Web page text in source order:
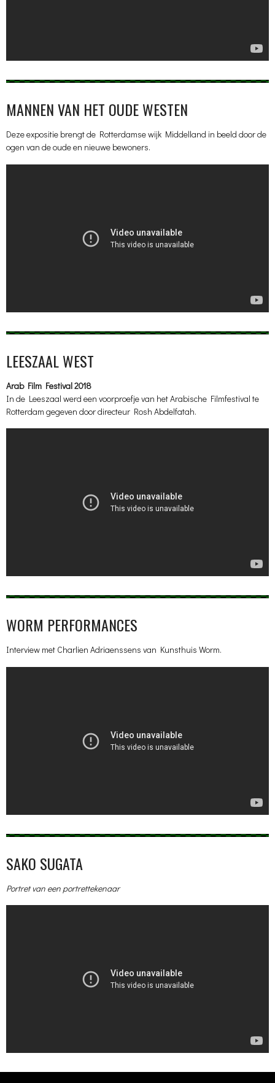
MANNEN VAN HET OUDE WESTEN
Deze expositie brengt de Rotterdamse wijk Middelland in beeld door de
ogen van de oude en nieuwe bewoners.
LEESZAAL WEST
Arab Film Festival 2018
In de Leeszaal werd een voorproefje van het Arabische Filmfestival te
Rotterdam gegeven door directeur Rosh Abdelfatah.
WORM PERFORMANCES
Interview met Charlien Adriaenssens van Kunsthuis Worm.
SAKO SUGATA
Portret van een portrettekenaar